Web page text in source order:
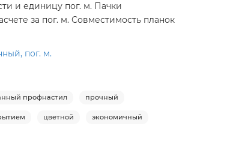
и единицу пог. м. Пачки
за пог. м. Совместимость планок
пог. м.
профнастил прочный
цветной экономичный